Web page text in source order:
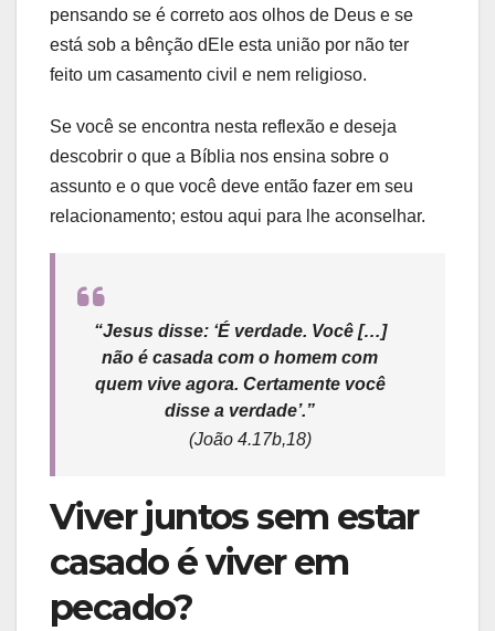
pensando se é correto aos olhos de Deus e se
está sob a bênção dEle esta união por não ter
feito um casamento civil e nem religioso.
Se você se encontra nesta reflexão e deseja
descobrir o que a Bíblia nos ensina sobre o
assunto e o que você deve então fazer em seu
relacionamento; estou aqui para lhe aconselhar.
“Jesus disse: ‘É verdade. Você […]
não é casada com o homem com
quem vive agora. Certamente você
disse a verdade’.”
(João 4.17b,18)
Viver juntos sem estar
casado é viver em
pecado?